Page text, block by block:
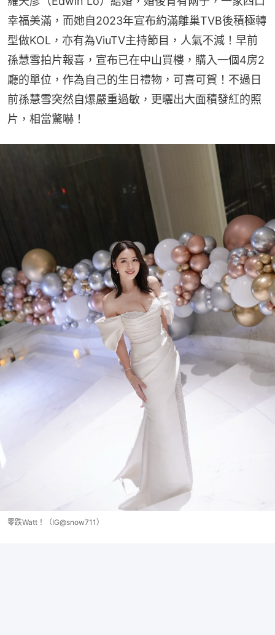
幸福美滿，而她自2023年宣布約滿離巢TVB後積極轉
型做KOL，亦有為ViuTV主持節目，人氣不減！早前
孫慧雪拍片報喜，宣布已在中山買樓，購入一個4房2
廳的單位，作為自己的生日禮物，可喜可賀！不過日
前孫慧雪突然自爆嚴重過敏，更曬出大面積發紅的照
片，相當驚嚇！
零跌Watt！（IG@snow711）